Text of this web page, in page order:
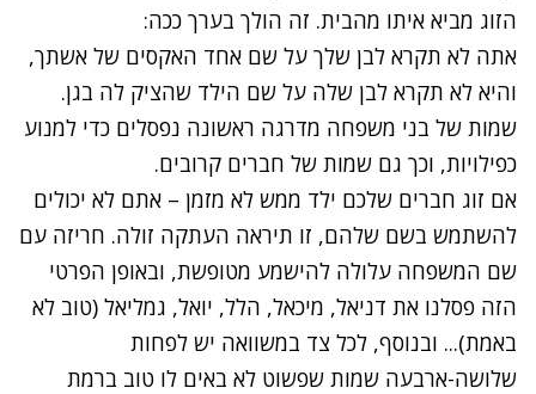
הזוג מביא איתו מהבית. זה הולך בערך ככה:
אתה לא תקרא לבן שלך על שם אחד האקסים של אשתך,
והיא לא תקרא לבן שלה על שם הילד שהציק לה בגן.
שמות של בני משפחה מדרגה ראשונה נפסלים כדי למנוע
כפילויות, וכך גם שמות של חברים קרובים.
אם זוג חברים שלכם ילד ממש לא מזמן – אתם לא יכולים
להשתמש בשם שלהם, זו תיראה העתקה זולה. חריזה עם
שם המשפחה עלולה להישמע מטופשת, ובאופן הפרטי
הזה פסלנו את דניאל, מיכאל, הלל, יואל, גמליאל (טוב לא
באמת)... ובנוסף, לכל צד במשוואה יש לפחות
שלושה-ארבעה שמות שפשוט לא באים לו טוב ברמת